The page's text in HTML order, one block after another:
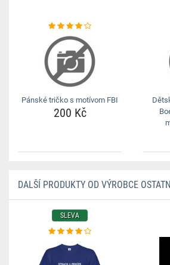
Pánské tričko s motívom FBI
200 Kč
DALŠÍ PRODUKTY OD VÝROBCE
SLEVA